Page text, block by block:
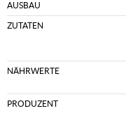
AUSBAU
ZUTATEN
NÄHRWERTE
PRODUZENT